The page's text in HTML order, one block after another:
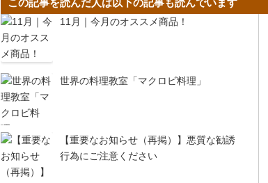
この記事を読んだ人は以下の記事も読んでいます
11月｜今月のオススメ商品！
世界の料理教室「マクロビ料理」
【重要なお知らせ（再掲）】悪質な勧誘
行為にご注意ください